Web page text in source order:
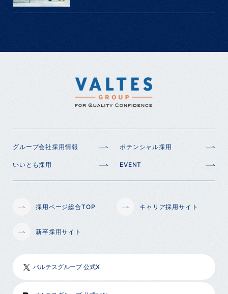
グループ会社採用情報 ポテンシャル採用
いいとも採用 EVENT
採用ページ総合TOP キャリア採用サイト
新卒採用サイト
バルテスグループ 公式X